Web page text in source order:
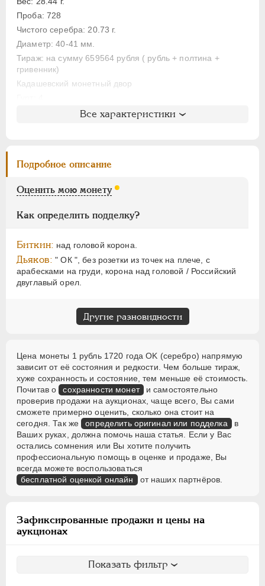
Проба: 728
Чистого серебра: 20.73 г.
Диаметр: 40-41 мм.
Тираж: на сумму 659564 рубля ( рубль + полтина +
гривенник)
Кадашевский монетный двор
Литература и редкость
Уздеников: 0586
Дьяков ЗС: 1010 (R1)
Семёнов
Все характеристики
Подробное описание
Оценить мою монету
Как определить подделку?
Биткин: над головой корона.
Дьяков: " ОК ", без розетки из точек на плече, с
арабесками на груди, корона над головой / Российский
двуглавый орел.
Другие разновидности
Цена монеты 1 рубль 1720 года OK (серебро) напрямую
зависит от её состояния и редкости. Чем больше тираж,
хуже сохранность и состояние, тем меньше её стоимость.
Почитав о сохранности монет и самостоятельно
проверив продажи на аукционах, чаще всего, Вы сами
сможете примерно оценить, сколько она стоит на
сегодня. Так же определить оригинал или подделка в
Ваших руках, должна помочь наша статья. Если у Вас
остались сомнения или Вы хотите получить
профессиональную помощь в оценке и продаже, Вы
всегда можете воспользоваться
бесплатной оценкой онлайн от наших партнёров.
Зафиксированные продажи и цены на
аукционах
Показать фильтр
ПЕТР III 1762-1762
ЕКАТЕРИНА II 1762-1796
ПАВЕЛ I 1796-1801
АЛЕКСАНДР I
1801-1825
НИКОЛАЙ I 1826-1855
АЛЕКСАНДР III 1881-1894
ИНОСТРАННЫЕ 1768-1918